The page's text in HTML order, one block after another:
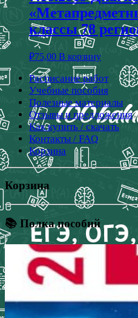
классы 78
₽75,00 В корзину
Расписание работ
Учебные пособия
Полезные материалы
Отзывы и предложения
Как купить / скачать
Контакты / FAQ
Корзина
Корзина
📚 Полка пособий